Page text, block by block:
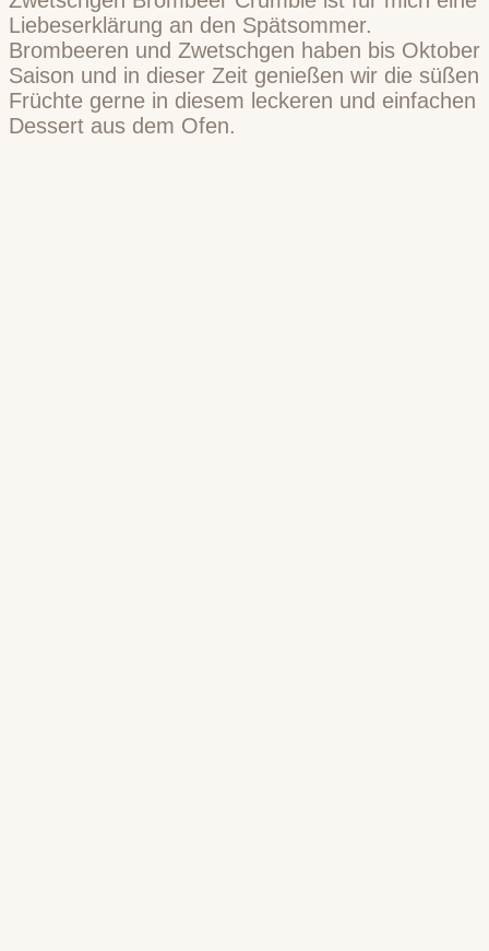
Liebeserklärung an den Spätsommer.
Brombeeren und Zwetschgen haben bis Oktober
Saison und in dieser Zeit genießen wir die süßen
Früchte gerne in diesem leckeren und einfachen
Dessert aus dem Ofen.